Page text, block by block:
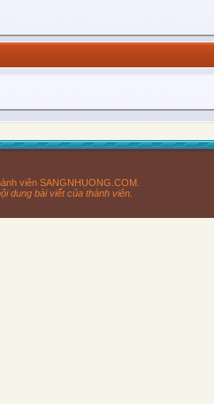
viên SANGNHUONG.COM.
dung bài viết của thành viên.